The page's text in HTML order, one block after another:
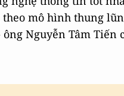
mô hình thung
ông Nguyễn Tâm Tiến